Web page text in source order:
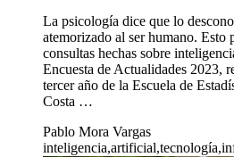
La psicología dice que lo
atemorizado al ser humano. Esto
consultas hechas sobre
Encuesta de Actualidades 2023,
tercer año de la Escuela de
Costa …
Pablo Mora Vargas